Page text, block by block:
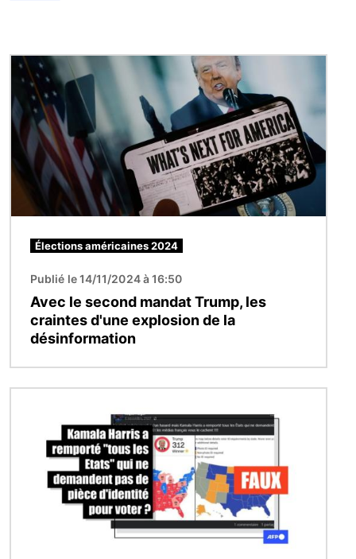
Image
Élections américaines 2024
Publié le 14/11/2024 à 16:50
Avec le second mandat Trump, les
craintes d'une explosion de la
désinformation